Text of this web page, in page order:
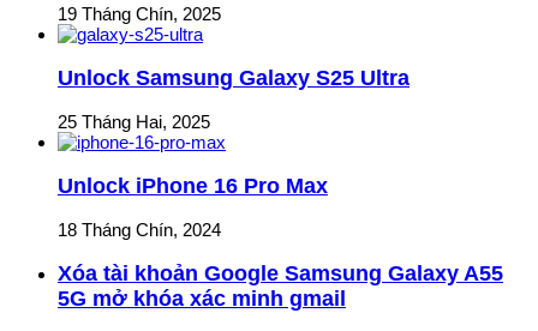
19 Tháng Chín, 2025
Unlock Samsung Galaxy S25 Ultra
25 Tháng Hai, 2025
Unlock iPhone 16 Pro Max
18 Tháng Chín, 2024
Xóa tài khoản Google Samsung Galaxy A55
5G mở khóa xác minh gmail